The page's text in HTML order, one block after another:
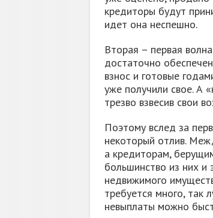
кредиторы будут
идет она неспешно.
Вторая – первая
достаточно
взнос и готовые
уже получили свое. А
трезво взвесив свои
Поэтому вслед за
некоторый отлив.
а кредиторам,
большинство из них
недвижимого
требуется много, так
невыплаты можно